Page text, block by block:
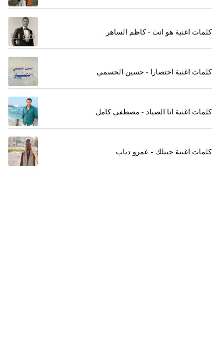
كلمات اغنية هو انت - كاظم الساهر
كلمات اغنية اختصارا - حسين الجسمي
كلمات اغنية انا الصياد - مصطفي كامل
كلمات اغنية جيتلك - عمرو دياب